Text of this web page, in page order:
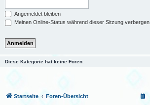
Angemeldet bleiben
Meinen Online-Status während dieser Sitzung verbergen
Diese Kategorie hat keine Foren.
Startseite Foren-Übersicht